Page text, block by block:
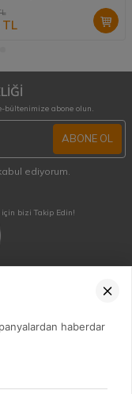
bültenimize abone olun.
ABONE OL
ediyorum.
bizi Takip Edin!
ettiğiniz tüm sorular ve
haberdar